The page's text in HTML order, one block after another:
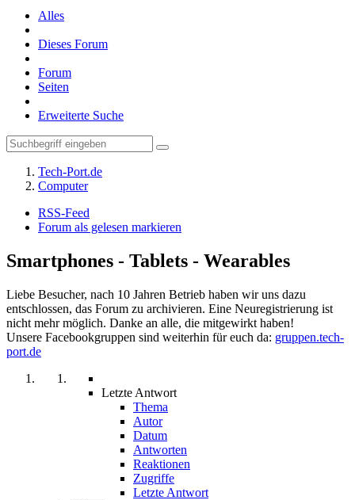
Alles
Dieses Forum
Forum
Seiten
Erweiterte Suche
Tech-Port.de
Computer
RSS-Feed
Forum als gelesen markieren
Smartphones - Tablets - Wearables
Liebe Besucher, nach 10 Jahren Betrieb haben wir uns dazu
entschlossen, das Forum zu archivieren. Eine Neuregistrierung ist
nicht mehr möglich. Danke an alle, die mitgewirkt haben!
Unsere Facebookgruppen sind weiterhin für euch da: gruppen.tech-
port.de
Letzte Antwort
Thema
Autor
Datum
Antworten
Reaktionen
Zugriffe
Letzte Antwort